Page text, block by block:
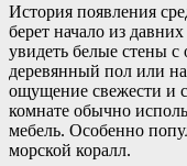
История появления
берет начало из
увидеть белые стены
деревянный пол или
ощущение свежести и
комнате обычно
мебель. Особенно
морской коралл.